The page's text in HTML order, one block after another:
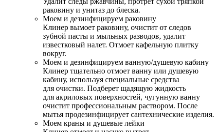
раковину и унитаз до блеска.
Моем и дезинфицируем раковину
Клинер вымоет раковину, очистит от следов
зубной пасты и мыльных разводов, удалит
известковый налет. Отмоет кафельную плитку
вокруг.
Моем и дезинфицируем ванную/душевую кабину
Клинер тщательно отмоет ванну или душевую
кабину, используя специальные средства
для очистки. Подберет щадящую жидкость
для акриловых поверхностей, чугунную ванну
очистит профессиональным раствором. После
мытья продезинфицирует сантехнические изделия.
Моем краны и душевые лейки